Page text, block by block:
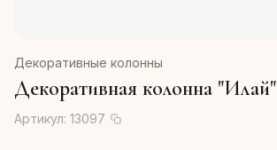
Декоративные колонны
Декоративная колонна "Илай"
Артикул: 13097